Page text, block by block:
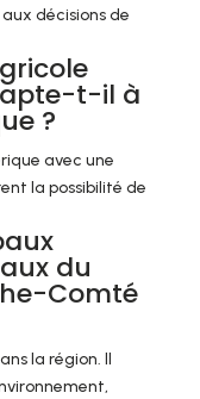
décisions de
t-il à
?
avec une
la possibilité de
du
Comté
la région. Il